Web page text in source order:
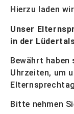
Hierzu laden
Unser
in der
Bewährt haben
Uhrzeiten, um
Bitte nehmen